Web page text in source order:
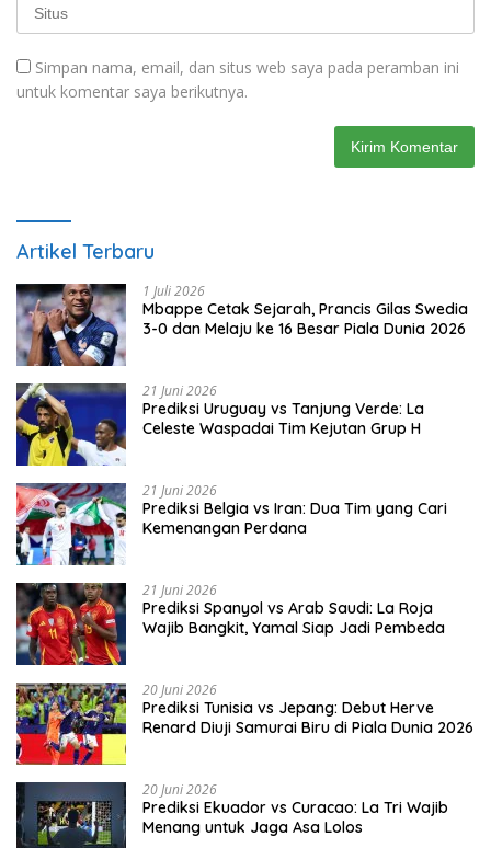
Simpan nama, email, dan situs web saya pada peramban ini
untuk komentar saya berikutnya.
Artikel Terbaru
1 Juli 2026
Mbappe Cetak Sejarah, Prancis Gilas Swedia
3-0 dan Melaju ke 16 Besar Piala Dunia 2026
21 Juni 2026
Prediksi Uruguay vs Tanjung Verde: La
Celeste Waspadai Tim Kejutan Grup H
21 Juni 2026
Prediksi Belgia vs Iran: Dua Tim yang Cari
Kemenangan Perdana
21 Juni 2026
Prediksi Spanyol vs Arab Saudi: La Roja
Wajib Bangkit, Yamal Siap Jadi Pembeda
20 Juni 2026
Prediksi Tunisia vs Jepang: Debut Herve
Renard Diuji Samurai Biru di Piala Dunia 2026
20 Juni 2026
Prediksi Ekuador vs Curacao: La Tri Wajib
Menang untuk Jaga Asa Lolos